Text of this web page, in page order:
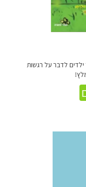
לדבר על רגשות